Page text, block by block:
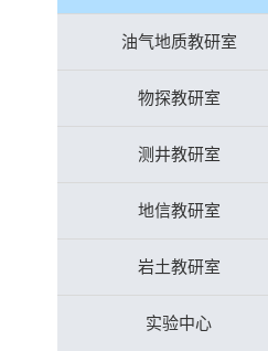
油气地质教研室
物探教研室
测井教研室
地信教研室
岩土教研室
实验中心